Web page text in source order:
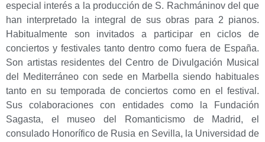
especial interés a la producción de S. Rachmáninov del que
han interpretado la integral de sus obras para 2 pianos.
Habitualmente son invitados a participar en ciclos de
conciertos y festivales tanto dentro como fuera de España.
Son artistas residentes del Centro de Divulgación Musical
del Mediterráneo con sede en Marbella siendo habituales
tanto en su temporada de conciertos como en el festival.
Sus colaboraciones con entidades como la Fundación
Sagasta, el museo del Romanticismo de Madrid, el
consulado Honorífico de Rusia en Sevilla, la Universidad de